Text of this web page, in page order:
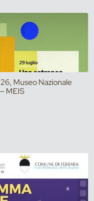
Museo Nazionale
MEIS